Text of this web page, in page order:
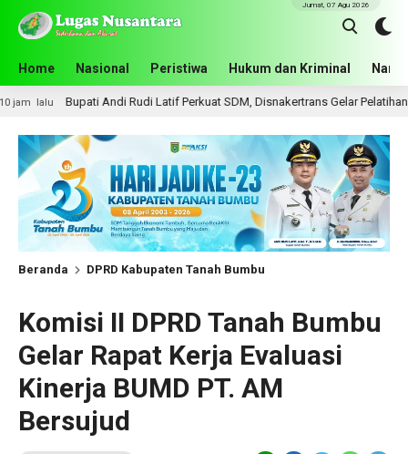
Home Nasional Peristiwa Hukum dan Kriminal
Jumat, 07 Agu 2026
Rudi Latif Perkuat SDM, Disnakertrans Gelar Pelatihan Desain Grafis
Beranda DPRD Kabupaten Tanah Bumbu
Komisi II DPRD Tanah Bumbu
Gelar Rapat Kerja Evaluasi
Kinerja BUMD PT. AM
Bersujud